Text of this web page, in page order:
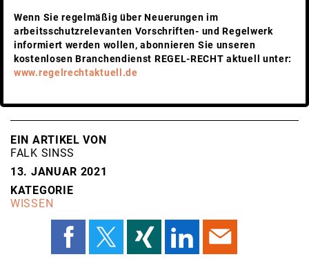
Wenn Sie regelmäßig über Neuerungen im
arbeitsschutzrelevanten Vorschriften- und Regelwerk
informiert werden wollen, abonnieren Sie unseren
kostenlosen Branchendienst REGEL-RECHT aktuell unter:
www.regelrechtaktuell.de
EIN ARTIKEL VON
FALK SINSS
13. JANUAR 2021
KATEGORIE
WISSEN